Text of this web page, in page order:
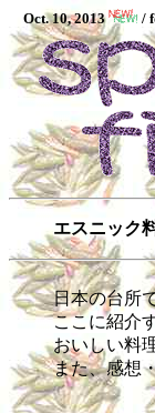
Oct. 10, 2013 /
エスニック
日本の台所
ここに紹介
おいしい料
また、感想